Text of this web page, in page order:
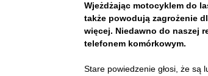
Wjeżdżając motocyklem do
także powodują zagrożenie
więcej. Niedawno do naszej
telefonem komórkowym.
Stare powiedzenie głosi, że są